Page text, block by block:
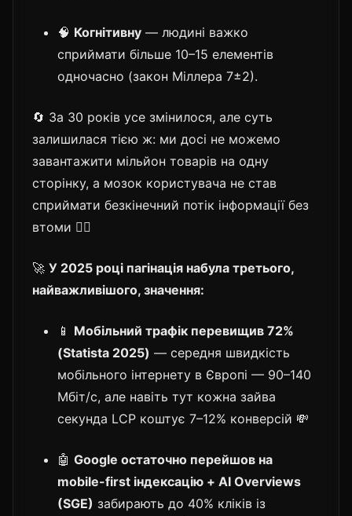
🧠 Когнітивну — людині важко
сприймати більше 10–15 елементів
одночасно (закон Міллера 7±2).
🔄 За 30 років усе змінилося, але суть
залишилася тією ж: ми досі не можемо
завантажити мільйон товарів на одну
сторінку, а мозок користувача не став
сприймати безкінечний потік інформації без
втоми 🧘‍♂️
🚀 У 2025 році пагінація набула третього,
найважливішого, значення:
📱 Мобільний трафік перевищив 72%
(Statista 2025) — середня швидкість
мобільного інтернету в Європі — 90–140
Мбіт/с, але навіть тут кожна зайва
секунда LCP коштує 7–12% конверсій 💸
🤖 Google остаточно перейшов на
mobile-first індексацію + AI Overviews
(SGE) забирають до 40% кліків із